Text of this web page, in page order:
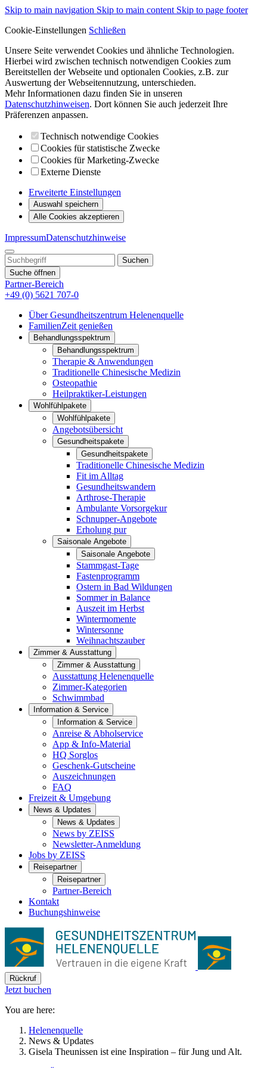
Skip to main navigation Skip to main content Skip to page footer
Cookie-Einstellungen Schließen
Unsere Seite verwendet Cookies und ähnliche Technologien.
Hierbei wird zwischen technisch notwendigen Cookies zum
Bereitstellen der Webseite und optionalen Cookies, z.B. zur
Auswertung der Webseitennutzung, unterschieden.
Mehr Informationen dazu finden Sie in unseren
Datenschutzhinweisen. Dort können Sie auch jederzeit Ihre
Präferenzen anpassen.
Technisch notwendige Cookies
Cookies für statistische Zwecke
Cookies für Marketing-Zwecke
Externe Dienste
Erweiterte Einstellungen
Auswahl speichern
Alle Cookies akzeptieren
ImpressumDatenschutzhinweise
Suche öffnen
Partner-Bereich
+49 (0) 5621 707-0
Über Gesundheitszentrum Helenenquelle
FamilienZeit genießen
Behandlungsspektrum
Behandlungsspektrum
Therapie & Anwendungen
Traditionelle Chinesische Medizin
Osteopathie
Heilpraktiker-Leistungen
Wohlfühlpakete
Wohlfühlpakete
Angebotsübersicht
Gesundheitspakete
Gesundheitspakete
Traditionelle Chinesische Medizin
Fit im Alltag
Gesundheitswandern
Arthrose-Therapie
Ambulante Vorsorgekur
Schnupper-Angebote
Erholung pur
Saisonale Angebote
Saisonale Angebote
Stammgast-Tage
Fastenprogramm
Ostern in Bad Wildungen
Sommer in Balance
Auszeit im Herbst
Wintermomente
Wintersonne
Weihnachtszauber
Zimmer & Ausstattung
Zimmer & Ausstattung
Ausstattung Helenenquelle
Zimmer-Kategorien
Schwimmbad
Information & Service
Information & Service
Anreise & Abholservice
App & Info-Material
HQ Sorglos
Geschenk-Gutscheine
Auszeichnungen
FAQ
Freizeit & Umgebung
News & Updates
News & Updates
News by ZEISS
Newsletter-Anmeldung
Jobs by ZEISS
Reisepartner
Reisepartner
Partner-Bereich
Kontakt
Buchungshinweise
Rückruf
Jetzt buchen
You are here:
Helenenquelle
News & Updates
Gisela Theunissen ist eine Inspiration – für Jung und Alt.